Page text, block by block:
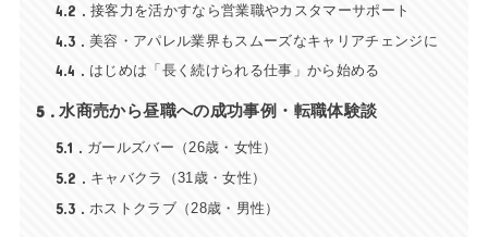
4.2 接客力を活かすなら営業職やカスタマーサポート
4.3 美容・アパレル業界もスムーズなキャリアチェンジに
4.4 はじめは「長く続けられる仕事」から始める
5 水商売から昼職への成功事例・転職体験談
5.1 ガールズバー（26歳・女性）
5.2 キャバクラ（31歳・女性）
5.3 ホストクラブ（28歳・男性）